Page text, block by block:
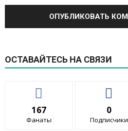
ОСТАВАЙТЕСЬ НА СВЯЗИ
167
Фанаты
0
Подписчики